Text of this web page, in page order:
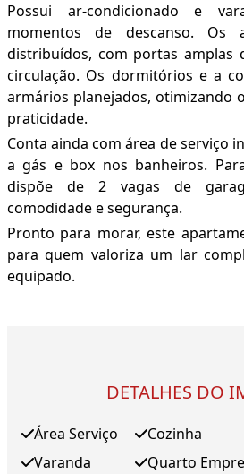
Possui ar-condicionado e
momentos de descanso. Os
distribuídos, com portas amplas
circulação. Os dormitórios e a
armários planejados, otimizando
praticidade.
Conta ainda com área de serviço
a gás e box nos banheiros.
dispõe de 2 vagas de
comodidade e segurança.
Pronto para morar, este
para quem valoriza um lar
equipado.
DETALHES DO
Área Serviço
Varanda
Cozinha
Quarto